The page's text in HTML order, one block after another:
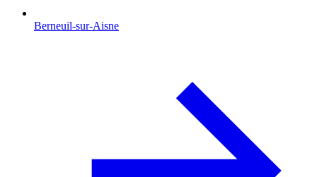
Berneuil-sur-Aisne